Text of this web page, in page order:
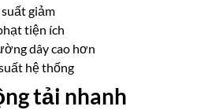
suất giảm
tiện ích
dây cao hơn
hệ thống
tải nhanh